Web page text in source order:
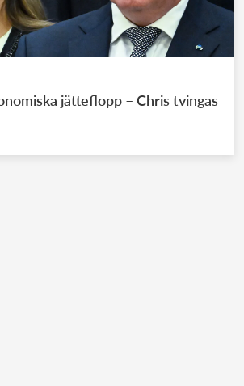
jätteflopp – Chris tvingas